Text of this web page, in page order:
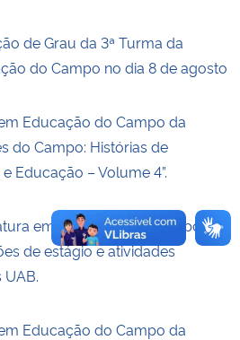
de Grau da 3ª Turma da
do Campo no dia 8 de agosto
Educação do Campo da
do Campo: Histórias de
Educação – Volume 4”.
em Educação do Campo da
de estágio e atividades
Educação do Campo da